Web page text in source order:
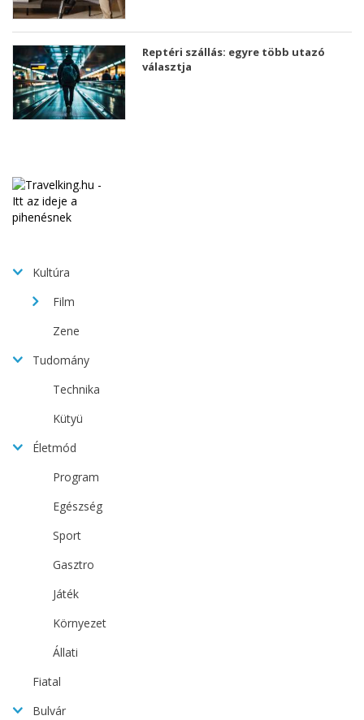
Reptéri szállás: egyre több utazó
választja
Kultúra
Film
Zene
Tudomány
Technika
Kütyü
Életmód
Program
Egészség
Sport
Gasztro
Játék
Környezet
Állati
Fiatal
Bulvár